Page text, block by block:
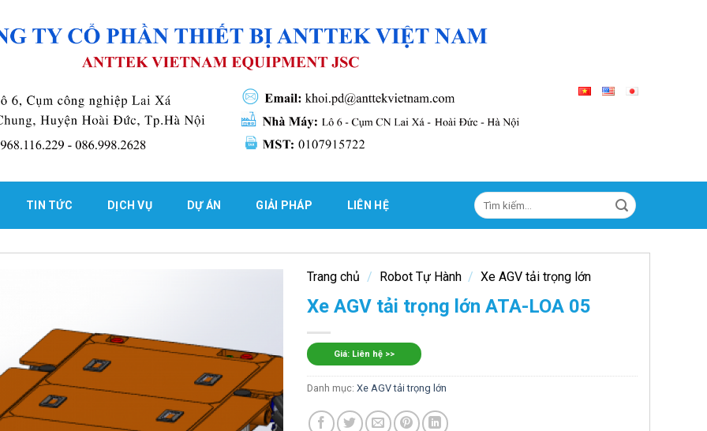
TIN TỨC DỊCH VỤ DỰ ÁN GIẢI PHÁP LIÊN HỆ
Tìm
kiếm:
Trang chủ / Robot Tự Hành / Xe AGV tải trọng lớn
Xe AGV tải trọng lớn ATA-LOA 05
Giá: Liên hệ >>
Danh mục: Xe AGV tải trọng lớn